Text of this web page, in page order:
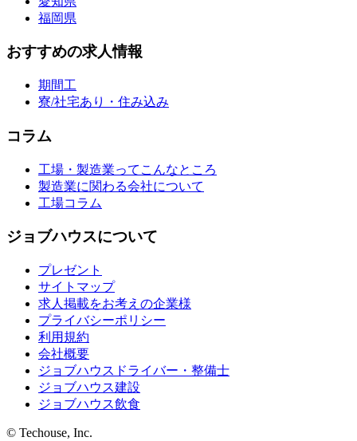
福岡県
おすすめの求人情報
期間工
寮/社宅あり・住み込み
コラム
工場・製造業ってこんなところ
製造業に関わる会社について
工場コラム
ジョブハウスについて
プレゼント
サイトマップ
求人掲載をお考えの企業様
プライバシーポリシー
利用規約
会社概要
ジョブハウスドライバー・整備士
ジョブハウス建設
ジョブハウス飲食
© Techouse, Inc.